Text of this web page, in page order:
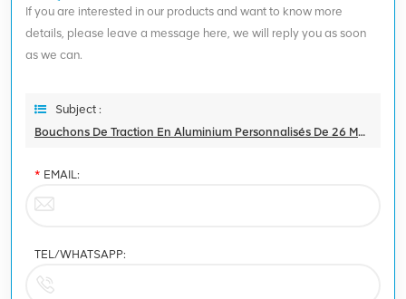
If you are interested in our products and want to know more
details, please leave a message here, we will reply you as soon
as we can.
Subject :
Bouchons De Traction En Aluminium Personnalisés De 26 Mm, Pour Bouteilles En Verre, Boissons, Jus De Bière
* EMAIL:
TEL/WHATSAPP: